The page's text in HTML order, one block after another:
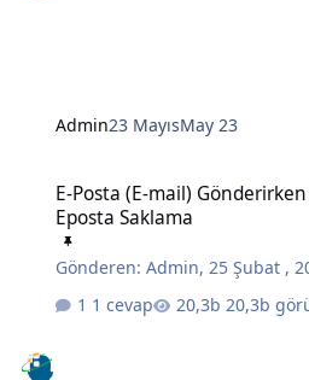
Admin23 MayısMay 23
E-Posta (E-mail)
Eposta Saklama
Gönderen:Admin, 25 Şubat ,
1 cevap
20,3b